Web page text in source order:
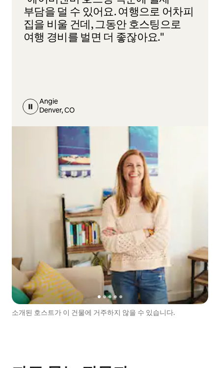
부담을 덜 수 있어요. 여행으로 어차피
집을 비울 건데, 그동안 호스팅으로
여행 경비를 벌면 더 좋잖아요."
Angie
Denver, CO
소개된 호스트가 이 건물에 거주하지 않을 수 있습니다.